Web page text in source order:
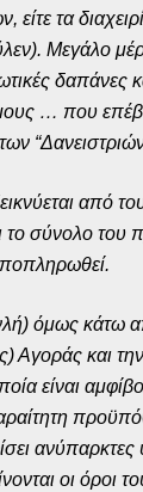
τα
Μεγάλο
δαπάνες
… που
από
το σύνολο του
όμως κάτω
Αγοράς και
είναι
οι όροι